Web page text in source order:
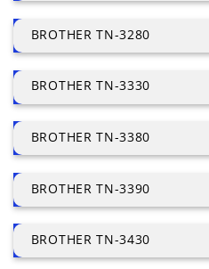
BROTHER TN-3280
BROTHER TN-3330
BROTHER TN-3380
BROTHER TN-3390
BROTHER TN-3430